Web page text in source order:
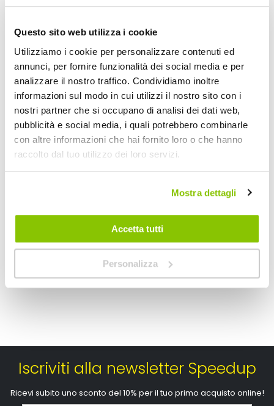
Questo sito web utilizza i cookie
Utilizziamo i cookie per personalizzare contenuti ed
annunci, per fornire funzionalità dei social media e per
analizzare il nostro traffico. Condividiamo inoltre
informazioni sul modo in cui utilizzi il nostro sito con i
nostri partner che si occupano di analisi dei dati web,
pubblicità e social media, i quali potrebbero combinarle
con altre informazioni che hai fornito loro o che hanno
raccolto dal tuo utilizzo dei loro servizi.
Mostra dettagli
Accetta tutti
Personalizza
Catene da neve RTS 13mm
Spedizione gratuita!
Iscriviti alla newsletter Speedup
Ricevi subito uno sconto del 10% per il tuo primo acquisto online!